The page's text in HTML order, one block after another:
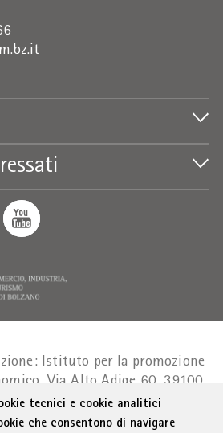
Istituto per la promozione
Via Alto Adige 60, 39100
|administration-
tecnici e cookie analitici
che consentono di navigare